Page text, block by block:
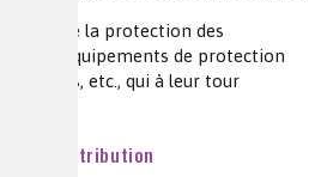
de la protection des
: EPI (équipements de protection
filtres, etc., qui à leur tour
distribution